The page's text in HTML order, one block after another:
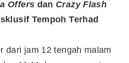
Offers dan Crazy Flash
Tempoh Terhad
dari jam 12 tengah malam